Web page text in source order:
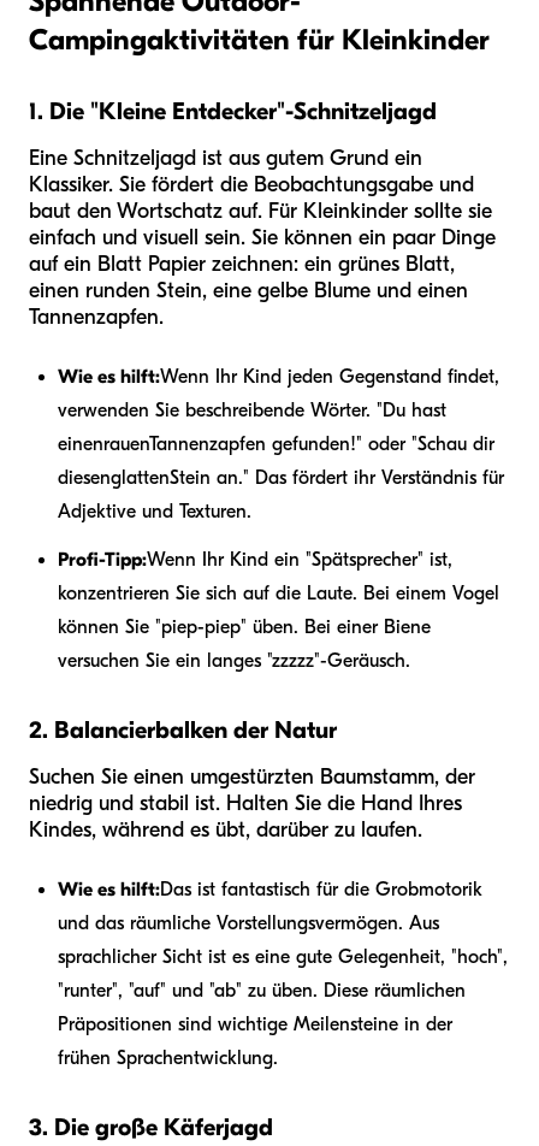
Campingaktivitäten für Kleinkinder
1. Die "Kleine Entdecker"-Schnitzeljagd
Eine Schnitzeljagd ist aus gutem Grund ein
Klassiker. Sie fördert die Beobachtungsgabe und
baut den Wortschatz auf. Für Kleinkinder sollte sie
einfach und visuell sein. Sie können ein paar Dinge
auf ein Blatt Papier zeichnen: ein grünes Blatt,
einen runden Stein, eine gelbe Blume und einen
Tannenzapfen.
Wie es hilft:Wenn Ihr Kind jeden Gegenstand findet,
verwenden Sie beschreibende Wörter. "Du hast
einenrauenTannenzapfen gefunden!" oder "Schau dir
diesenglattenStein an." Das fördert ihr Verständnis für
Adjektive und Texturen.
Profi-Tipp:Wenn Ihr Kind ein "Spätsprecher" ist,
konzentrieren Sie sich auf die Laute. Bei einem Vogel
können Sie "piep-piep" üben. Bei einer Biene
versuchen Sie ein langes "zzzzz"-Geräusch.
2. Balancierbalken der Natur
Suchen Sie einen umgestürzten Baumstamm, der
niedrig und stabil ist. Halten Sie die Hand Ihres
Kindes, während es übt, darüber zu laufen.
Wie es hilft:Das ist fantastisch für die Grobmotorik
und das räumliche Vorstellungsvermögen. Aus
sprachlicher Sicht ist es eine gute Gelegenheit, "hoch",
"runter", "auf" und "ab" zu üben. Diese räumlichen
Präpositionen sind wichtige Meilensteine in der
frühen Sprachentwicklung.
3. Die große Käferjagd